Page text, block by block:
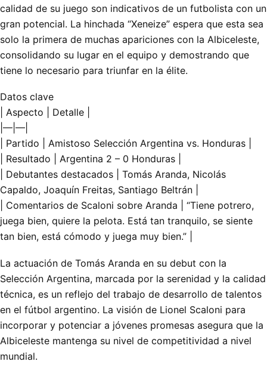
calidad de su juego son indicativos de un futbolista con un
gran potencial. La hinchada “Xeneize” espera que esta sea
solo la primera de muchas apariciones con la Albiceleste,
consolidando su lugar en el equipo y demostrando que
tiene lo necesario para triunfar en la élite.
Datos clave
| Aspecto | Detalle |
|—|—|
| Partido | Amistoso Selección Argentina vs. Honduras |
| Resultado | Argentina 2 – 0 Honduras |
| Debutantes destacados | Tomás Aranda, Nicolás
Capaldo, Joaquín Freitas, Santiago Beltrán |
| Comentarios de Scaloni sobre Aranda | “Tiene potrero,
juega bien, quiere la pelota. Está tan tranquilo, se siente
tan bien, está cómodo y juega muy bien.” |
La actuación de Tomás Aranda en su debut con la
Selección Argentina, marcada por la serenidad y la calidad
técnica, es un reflejo del trabajo de desarrollo de talentos
en el fútbol argentino. La visión de Lionel Scaloni para
incorporar y potenciar a jóvenes promesas asegura que la
Albiceleste mantenga su nivel de competitividad a nivel
mundial.